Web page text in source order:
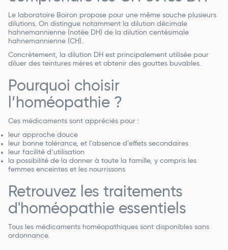
Le laboratoire Boiron propose pour une même souche plusieurs
dilutions. On distingue notamment la dilution décimale
hahnemannienne (notée DH) de la dilution centésimale
hahnemannienne (CH).
Concrètement, la dilution DH est principalement utilisée pour
diluer des teintures mères et obtenir des gouttes buvables.
Pourquoi choisir
l’homéopathie ?
Ces médicaments sont appréciés pour :
leur approche douce
leur bonne tolérance, et l’absence d’effets secondaires
leur facilité d’utilisation
la possibilité de la donner à toute la famille, y compris les
femmes enceintes et les nourrissons
Retrouvez les traitements
d'homéopathie essentiels
Tous les médicaments homéopathiques sont disponibles sans
ordonnance.